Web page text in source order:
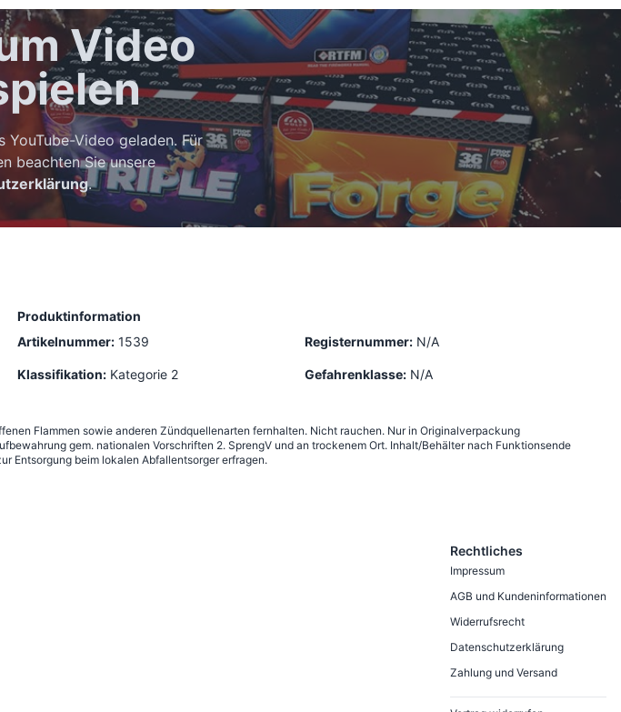
Video
Video geladen. Für
beachten Sie unsere
.
Produktinformation
Artikelnummer: 1539 Registernummer: N/A
Klassifikation: Kategorie 2 Gefahrenklasse: N/A
Flammen sowie anderen Zündquellenarten fernhalten. Nicht rauchen. Nur in Originalverpackung
gem. nationalen Vorschriften 2. SprengV und an trockenem Ort. Inhalt/Behälter nach Funktionsende
Entsorgung beim lokalen Abfallentsorger erfragen.
Rechtliches
Impressum
AGB und Kundeninformationen
Widerrufsrecht
Datenschutzerklärung
Zahlung und Versand